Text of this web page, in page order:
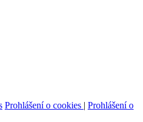
Prohlášení o cookies | Prohlášení o